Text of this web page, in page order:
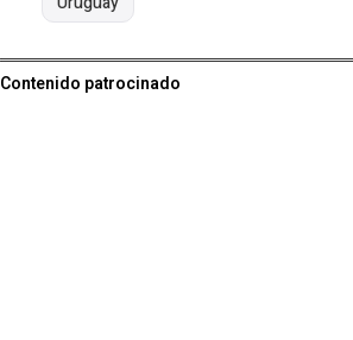
Contenido patrocinado